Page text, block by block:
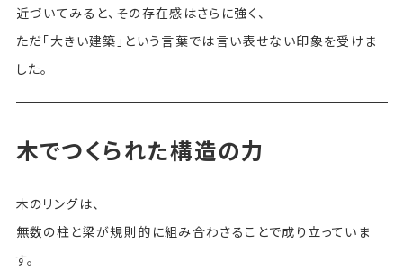
近づいてみると、その存在感はさらに強く、
ただ「大きい建築」という言葉では言い表せない印象を受けま
した。
木でつくられた構造の力
木のリングは、
無数の柱と梁が規則的に組み合わさることで成り立っていま
す。